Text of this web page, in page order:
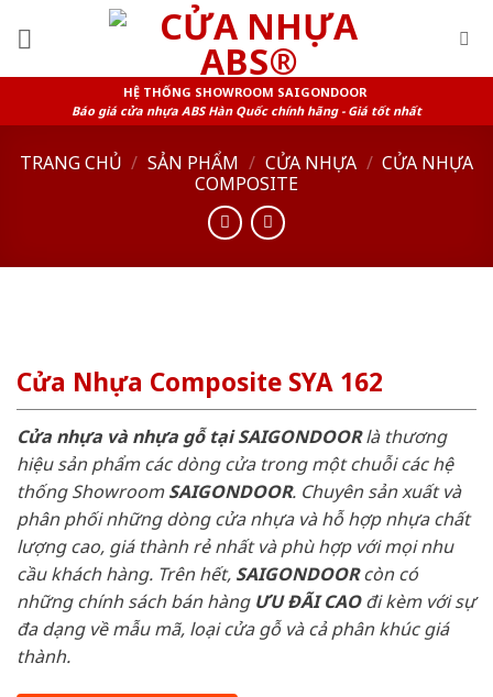
HỆ THỐNG SHOWROOM SAIGONDOOR
Báo giá cửa nhựa ABS Hàn Quốc chính hãng - Giá tốt nhất
TRANG CHỦ / SẢN PHẨM / CỬA NHỰA / CỬA NHỰA
COMPOSITE
Cửa Nhựa Composite SYA 162
Cửa nhựa và nhựa gỗ tại SAIGONDOORlà thương
hiệu sản phẩm các dòng cửa trong một chuỗi các hệ
thống ShowroomSAIGONDOOR. Chuyên sản xuất và
phân phối những dòng cửa nhựa và hỗ hợp nhựa chất
lượng cao, giá thành rẻ nhất và phù hợp với mọi nhu
cầu khách hàng. Trên hết, SAIGONDOORcòn có
những chính sách bán hàng ƯU ĐÃI CAOđi kèm với sự
đa dạng về mẫu mã, loại cửa gỗ và cả phân khúc giá
thành.